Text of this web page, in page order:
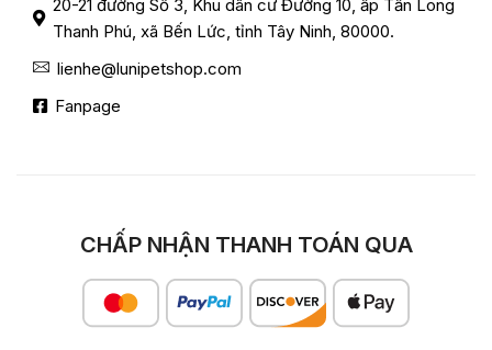
20-21 đường Số 3, Khu dân cư Đường 10, ấp Tấn Long
Thanh Phú, xã Bến Lức, tỉnh Tây Ninh, 80000.
lienhe@lunipetshop.com
Fanpage
CHẤP NHẬN THANH TOÁN QUA